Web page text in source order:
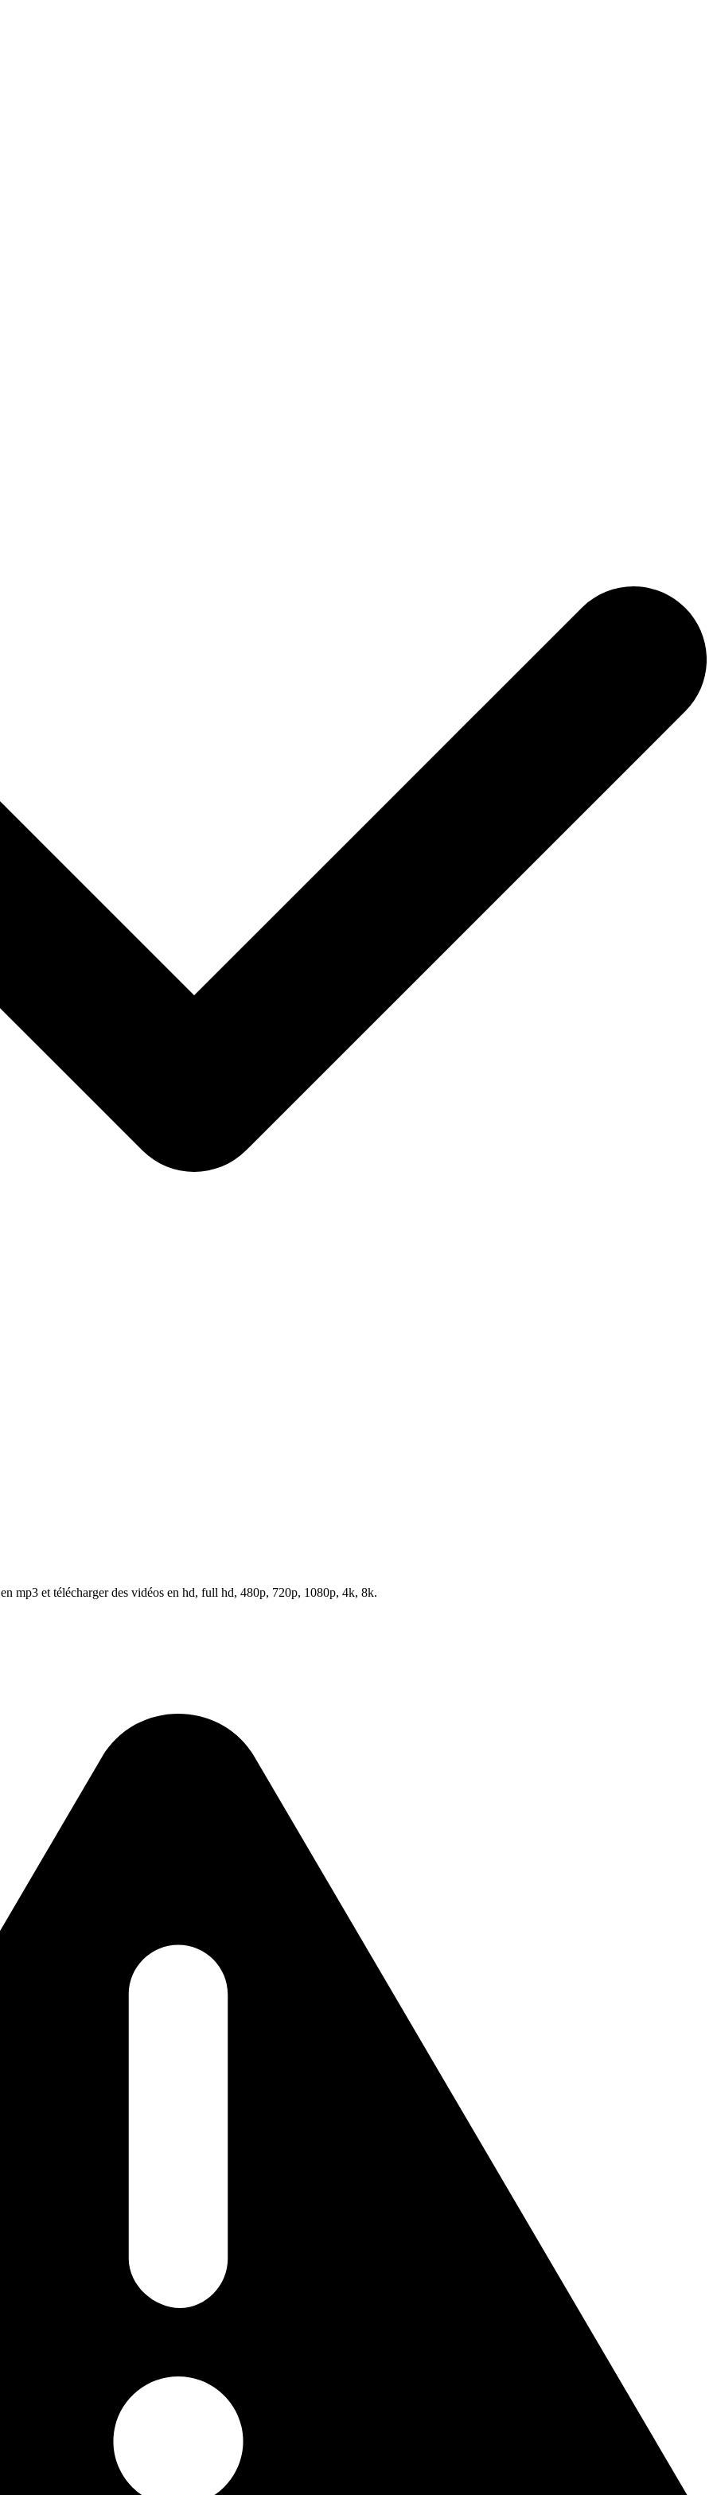
mp3 et télécharger des vidéos en hd, full hd, 480p, 720p, 1080p, 4k, 8k.